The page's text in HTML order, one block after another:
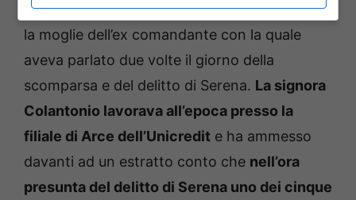
sindaco di Arce, Annarita. Frequentava molto
la moglie dell’ex comandante con la quale
aveva parlato due volte il giorno della
scomparsa e del delitto di Serena. La signora
Colantonio lavorava all’epoca presso la
filiale di Arce dell’Unicredit e ha ammesso
davanti ad un estratto conto che nell’ora
presunta del delitto di Serena uno dei cinque